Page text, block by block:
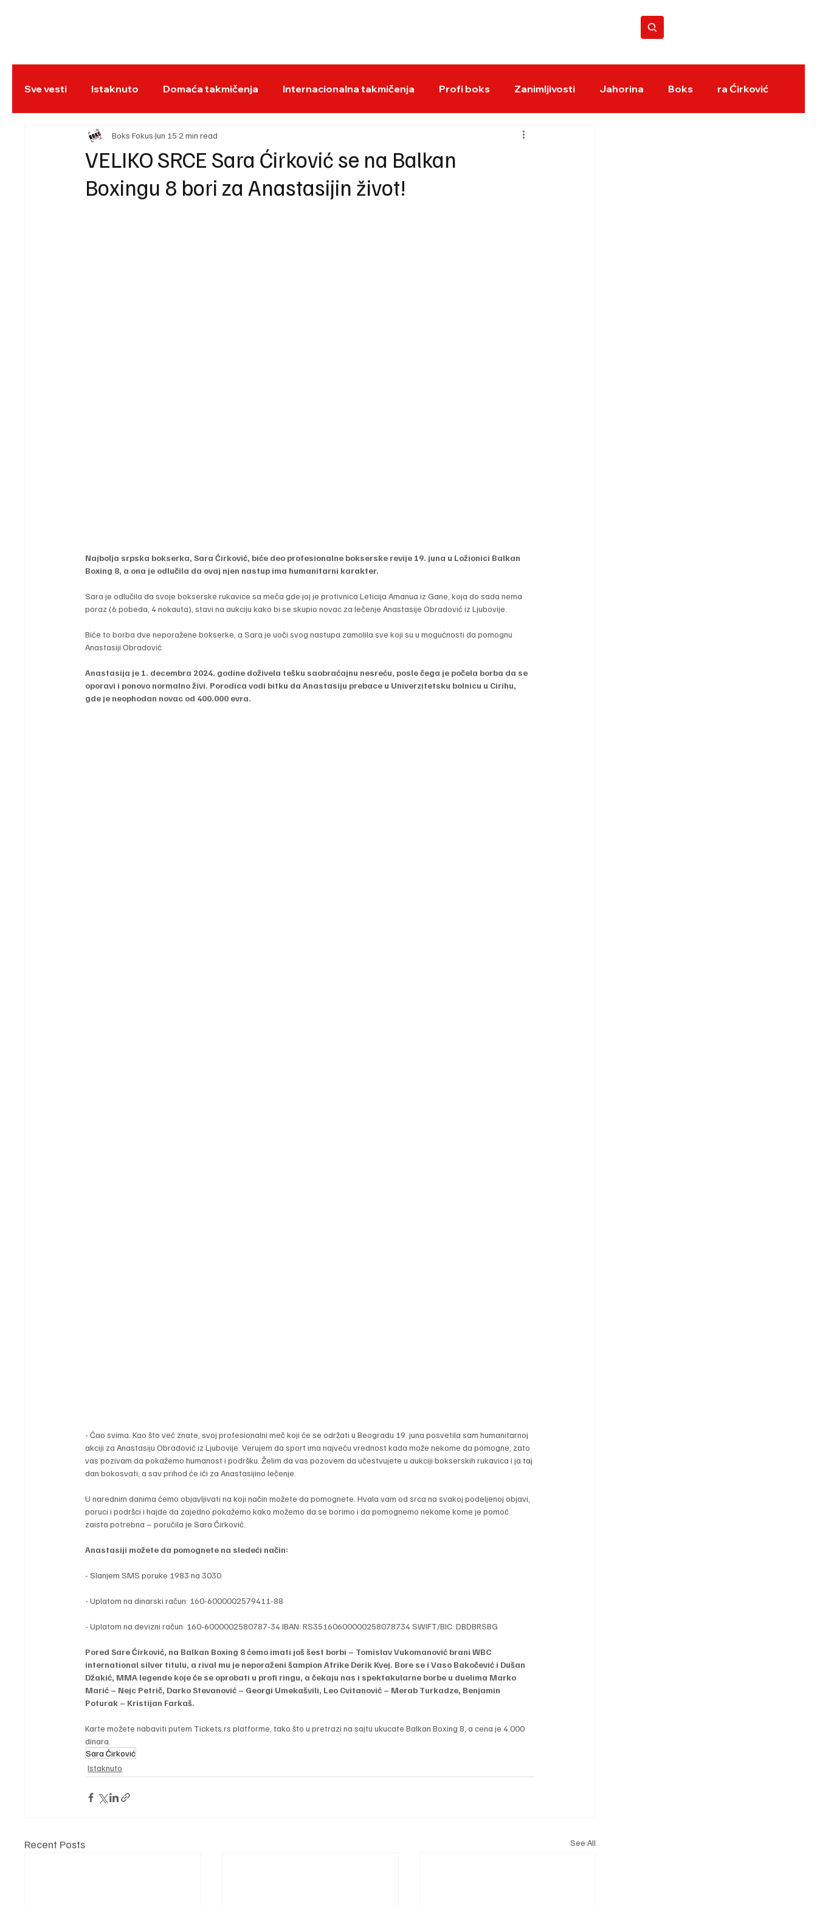
BOKS
REC
Sve vesti Istaknuto Domaća takmičenja Internacionalna takmičenja Profi boks Zanimljivosti Jahorina Boks ra Ćirković
VELIKO SRCE Sara Ćirković se na Balkan
Boxingu 8 bori za Anastasijin život!
Boks Fokus Jun 15 2 min read
Najbolja srpska bokserka, Sara Ćirković, biće deo profesionalne bokserske revije 19. juna u Ložionici Balkan
Boxing 8, a ona je odlučila da ovaj njen nastup ima humanitarni karakter.
Sara je odlučila da svoje bokserske rukavice sa meča gde joj je protivnica Leticija Amanua iz Gane, koja do sada nema
poraz (6 pobeda, 4 nokauta), stavi na aukciju kako bi se skupio novac za lečenje Anastasije Obradović iz Ljubovije.
Biće to borba dve neporažene bokserke, a Sara je uoči svog nastupa zamolila sve koji su u mogućnosti da pomognu
Anastasiji Obradović.
Anastasija je 1. decembra 2024. godine doživela tešku saobraćajnu nesreću, posle čega je počela borba da se
oporavi i ponovo normalno živi. Porodica vodi bitku da Anastasiju prebace u Univerzitetsku bolnicu u Cirihu,
gde je neophodan novac od 400.000 evra.
- Ćao svima. Kao što već znate, svoj profesionalni meč koji će se održati u Beogradu 19. juna posvetila sam humanitarnoj
akciji za Anastasiju Obradović iz Ljubovije. Verujem da sport ima najveću vrednost kada može nekome da pomogne, zato
vas pozivam da pokažemo humanost i podršku. Želim da vas pozovem da učestvujete u aukciji bokserskih rukavica i ja taj
dan bokosvati, a sav prihod će ići za Anastasijino lečenje.
U narednim danima ćemo objavljivati na koji način možete da pomognete. Hvala vam od srca na svakoj podeljenoj objavi,
poruci i podršci i hajde da zajedno pokažemo kako možemo da se borimo i da pomognemo nekome kome je pomoć
zaista potrebna – poručila je Sara Ćirković.
Anastasiji možete da pomognete na sledeći način:
- Slanjem SMS poruke 1983 na 3030
- Uplatom na dinarski račun: 160-6000002579411-88
- Uplatom na devizni račun: 160-6000002580787-34 IBAN: RS35160600000258078734 SWIFT/BIC: DBDBRSBG
Pored Sare Ćirković, na Balkan Boxing 8 ćemo imati još šest borbi – Tomislav Vukomanović brani WBC
international silver titulu, a rival mu je neporaženi šampion Afrike Derik Kvej. Bore se i Vaso Bakočević i Dušan
Džakić, MMA legende koje će se oprobati u profi ringu, a čekaju nas i spektakularne borbe u duelima Marko
Marić – Nejc Petrič, Darko Stevanović – Georgi Umekašvili, Leo Cvitanović – Merab Turkadze, Benjamin
Poturak – Kristijan Farkaš.
Karte možete nabaviti putem Tickets.rs platforme, tako što u pretrazi na sajtu ukucate Balkan Boxing 8, a cena je 4.000
dinara.
Sara Ćirković
Istaknuto
Recent Posts See All